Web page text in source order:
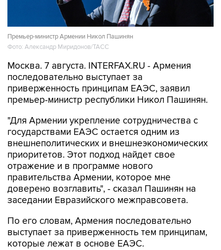
Премьер-министр Армении Никол Пашинян
Фото: Александр Миридонов/ТАСС
Москва. 7 августа. INTERFAX.RU - Армения
последовательно выступает за
приверженность принципам ЕАЭС, заявил
премьер-министр республики Никол Пашинян.
"Для Армении укрепление сотрудничества с
государствами ЕАЭС остается одним из
внешнеполитических и внешнеэкономических
приоритетов. Этот подход найдет свое
отражение и в программе нового
правительства Армении, которое мне
доверено возглавить", - сказал Пашинян на
заседании Евразийского межправсовета.
По его словам, Армения последовательно
выступает за приверженность тем принципам,
которые лежат в основе ЕАЭС.